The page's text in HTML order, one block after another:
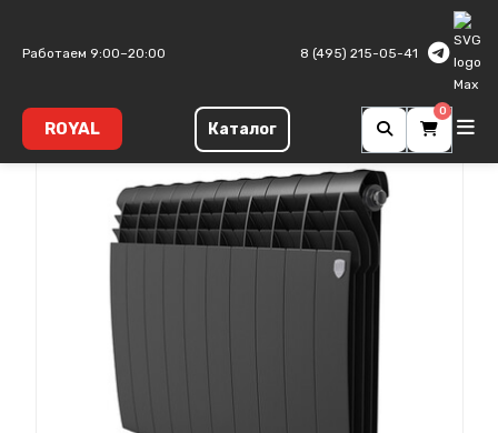
Работаем 9:00–20:00 8 (495) 215-05-41
ROYAL Каталог
0